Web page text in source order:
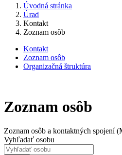
Úvodná stránka
Úrad
Kontakt
Zoznam osôb
Kontakt
Zoznam osôb
Organizačná štruktúra
Zoznam osôb
Zoznam osôb a kontaktných spojení
Vyhľadať osobu